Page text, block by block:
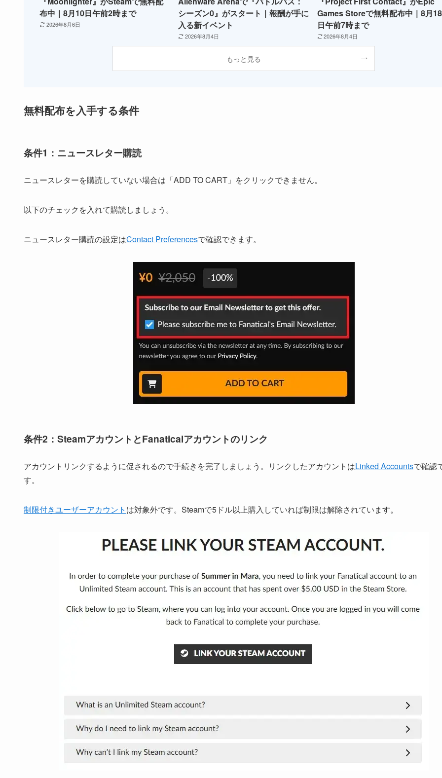
布中｜8月10日午前2時まで
2026年8月6日
シーズン0』がスタート｜報酬が手に
入る新イベント
2026年8月4日
Games Storeで無料配布中｜8月18
日午前7時まで
2026年8月4日
もっと見る
無料配布を入手する条件
条件1：ニュースレター購読
ニュースレターを購読していない場合は「ADD TO CART」をクリックできません。
以下のチェックを入れて購読しましょう。
ニュースレター購読の設定はContact Preferencesで確認できます。
条件2：SteamアカウントとFanaticalアカウントのリンク
アカウントリンクするように促されるので手続きを完了しましょう。リンクしたアカウントはLinked Accountsで確認
す。
制限付きユーザーアカウント は対象外です。Steamで5ドル以上購入していれば制限は解除されています。